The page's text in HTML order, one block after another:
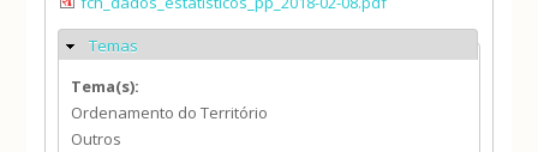
Ocultar
Temas
Tema(s):
Ordenamento do Território
Outros